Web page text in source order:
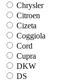
Chrysler
Citroen
Cizeta
Coggiola
Cord
Cupra
DKW
DS